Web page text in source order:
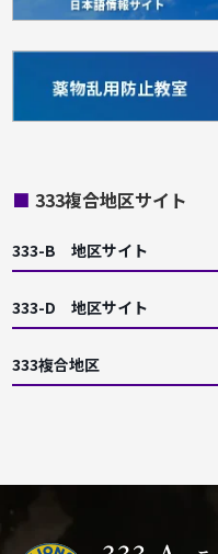
■ 333複合地区サイト
333-B 地区サイト
333-D 地区サイト
333複合地区